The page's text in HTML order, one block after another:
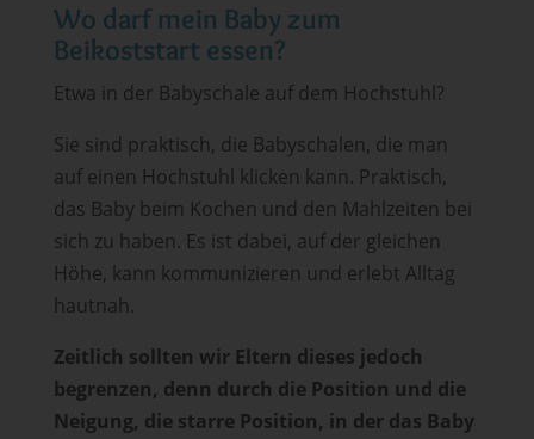
Wo darf mein Baby zum
Beikoststart essen?
Etwa in der Babyschale auf dem Hochstuhl?
Sie sind praktisch, die Babyschalen, die man
auf einen Hochstuhl klicken kann. Praktisch,
das Baby beim Kochen und den Mahlzeiten bei
sich zu haben. Es ist dabei, auf der gleichen
Höhe, kann kommunizieren und erlebt Alltag
hautnah.
Zeitlich sollten wir Eltern dieses jedoch
begrenzen, denn durch die Position und die
Neigung, die starre Position, in der das Baby